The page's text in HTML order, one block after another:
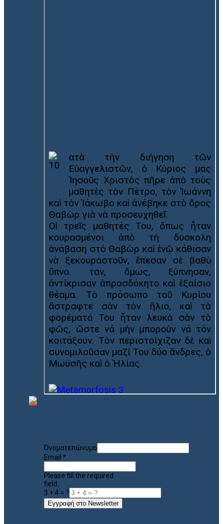
Όνοματεπώνυμο
Email *
Please fill the required
field.
3 + 4 = ?
Εγγραφή στο Newsletter